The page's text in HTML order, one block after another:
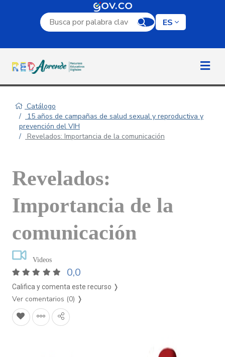
Campo de búsqueda por palabra clave
ES
Catálogo
15 años de campañas de salud sexual y reproductiva y
prevención del VIH
Revelados: Importancia de la comunicación
Revelados:
Importancia de la
comunicación
Videos
0,0
Califica y comenta este recurso ❭
Ver comentarios (0) ❭